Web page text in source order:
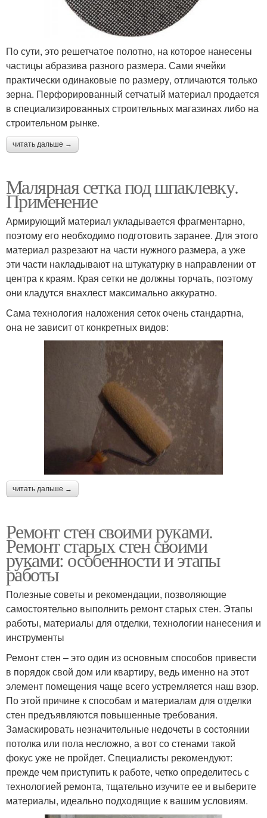
По сути, это решетчатое полотно, на которое нанесены
частицы абразива разного размера. Сами ячейки
практически одинаковые по размеру, отличаются только
зерна. Перфорированный сетчатый материал продается
в специализированных строительных магазинах либо на
строительном рынке.
читать дальше →
Малярная сетка под шпаклевку.
Применение
Армирующий материал укладывается фрагментарно,
поэтому его необходимо подготовить заранее. Для этого
материал разрезают на части нужного размера, а уже
эти части накладывают на штукатурку в направлении от
центра к краям. Края сетки не должны торчать, поэтому
они кладутся внахлест максимально аккуратно.
Сама технология наложения сеток очень стандартна,
она не зависит от конкретных видов:
читать дальше →
Ремонт стен своими руками.
Ремонт старых стен своими
руками: особенности и этапы
работы
Полезные советы и рекомендации, позволяющие
самостоятельно выполнить ремонт старых стен. Этапы
работы, материалы для отделки, технологии нанесения и
инструменты
Ремонт стен – это один из основным способов привести
в порядок свой дом или квартиру, ведь именно на этот
элемент помещения чаще всего устремляется наш взор.
По этой причине к способам и материалам для отделки
стен предъявляются повышенные требования.
Замаскировать незначительные недочеты в состоянии
потолка или пола несложно, а вот со стенами такой
фокус уже не пройдет. Специалисты рекомендуют:
прежде чем приступить к работе, четко определитесь с
технологией ремонта, тщательно изучите ее и выберите
материалы, идеально подходящие к вашим условиям.